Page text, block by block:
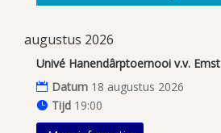
augustus 2026
Univé Hanendârptoernooi v.v. Emst
Datum 18 augustus 2026
Tijd 19:00